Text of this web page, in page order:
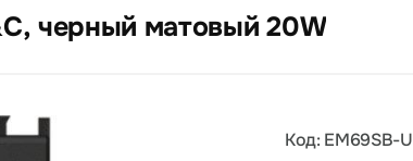
черный матовый 20W
Код: EM69SB-U